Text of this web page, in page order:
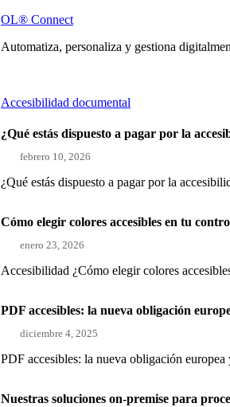
OL® Connect
Automatiza, personaliza y gestiona
Accesibilidad documental
¿Qué estás dispuesto a pagar por la
febrero 10, 2026
¿Qué estás dispuesto a pagar por la
Cómo elegir colores accesibles en tu
enero 23, 2026
Accesibilidad ¿Cómo elegir colores
PDF accesibles: la nueva obligación
diciembre 4, 2025
PDF accesibles: la nueva obligación
Nuestras soluciones on-premise para